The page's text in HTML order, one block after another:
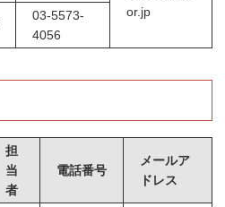
or.jp
03-5573-
4056
担
当
者
電話番号
メールア
ドレス